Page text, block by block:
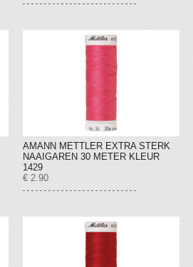
AMANN METTLER EXTRA STERK
NAAIGAREN 30 METER KLEUR
1429
€ 2.90